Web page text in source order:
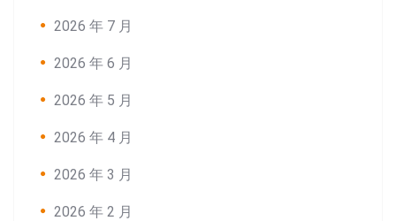
2026 年 7 月
2026 年 6 月
2026 年 5 月
2026 年 4 月
2026 年 3 月
2026 年 2 月